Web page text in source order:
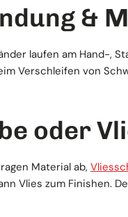
&
laufen am Hand-,
Verschleifen von
oder
Material ab,
Vlies zum Finishen.